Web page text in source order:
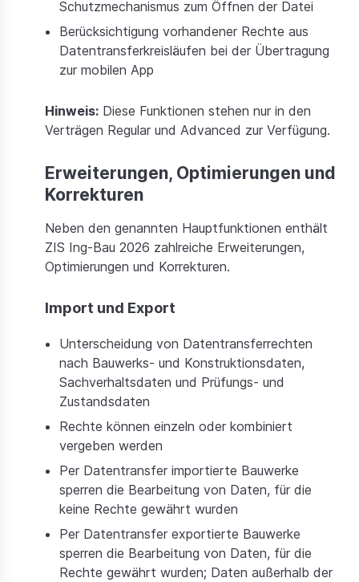
Schutzmechanismus zum Öffnen der Datei
Berücksichtigung vorhandener Rechte aus
Datentransferkreisläufen bei der Übertragung
zur mobilen App
Hinweis: Diese Funktionen stehen nur in den
Verträgen Regular und Advanced zur Verfügung.
Erweiterungen, Optimierungen und
Korrekturen
Neben den genannten Hauptfunktionen enthält
ZIS Ing-Bau 2026 zahlreiche Erweiterungen,
Optimierungen und Korrekturen.
Import und Export
Unterscheidung von Datentransferrechten
nach Bauwerks- und Konstruktionsdaten,
Sachverhaltsdaten und Prüfungs- und
Zustandsdaten
Rechte können einzeln oder kombiniert
vergeben werden
Per Datentransfer importierte Bauwerke
sperren die Bearbeitung von Daten, für die
keine Rechte gewährt wurden
Per Datentransfer exportierte Bauwerke
sperren die Bearbeitung von Daten, für die
Rechte gewährt wurden; Daten außerhalb der